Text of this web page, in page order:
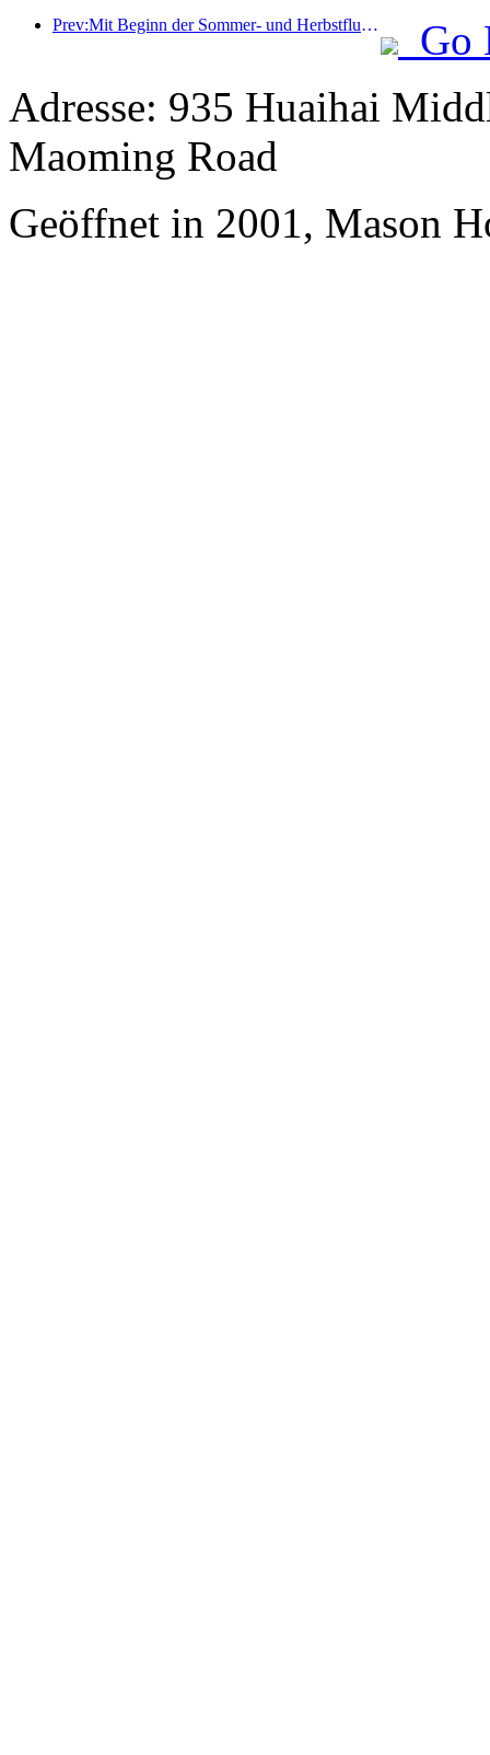
Prev:Mit Beginn der Sommer- und Herbstflugsaison wurden 41 neue Ziele zu den drei Flughäfen auf der Insel Hainan hinzugefügt.
Go
Adresse: 935 Huaihai
Maoming Road
Geöffnet in 2001, Mason